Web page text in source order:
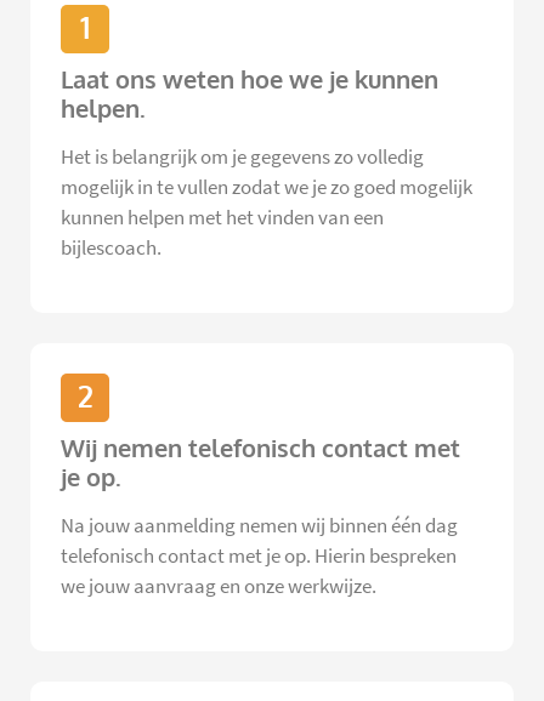
1
Laat ons weten hoe we je kunnen
helpen.
Het is belangrijk om je gegevens zo volledig
mogelijk in te vullen zodat we je zo goed mogelijk
kunnen helpen met het vinden van een
bijlescoach.
2
Wij nemen telefonisch contact met
je op.
Na jouw aanmelding nemen wij binnen één dag
telefonisch contact met je op. Hierin bespreken
we jouw aanvraag en onze werkwijze.